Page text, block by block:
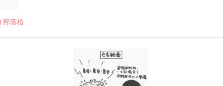
部落格